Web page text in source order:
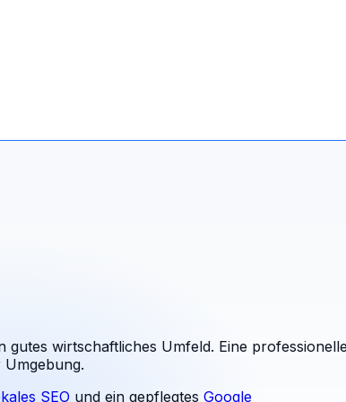
wirtschaftliches Umfeld. Eine
SEO und ein gepflegtes Google